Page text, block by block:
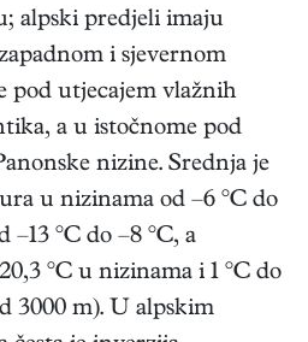
alpski predjeli imaju
i sjevernom
pod utjecajem vlažnih
a u istočnome pod
nizine. Srednja je
u nizinama od –6 °C do
–13 °C do –8 °C, a
°C u nizinama i 1 °C do
3000 m). U alpskim